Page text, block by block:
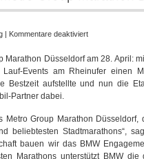
| Kommentare deaktiviertfür
ist
Automobil-
Partner
Group
Marathon
Düsseldorf
Marathon Düsseldorf am 28. April:
Lauf-Events am Rheinufer einen
Bestzeit aufstellte und nun die
Partner dabei.
Metro Group Marathon
beliebtesten Stadtmarathons“,
bauen wir das BMW
Marathons unterstützt BMW